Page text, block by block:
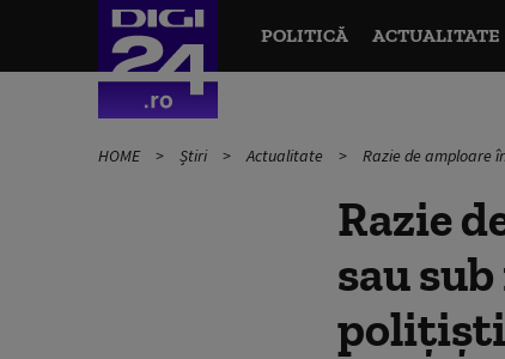
POLITICĂ ACTUALITATE
HOME Știri Actualitate Razie de amploare
Razie
sau